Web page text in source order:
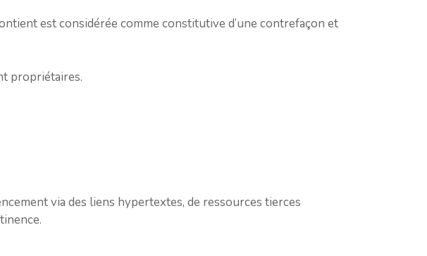
est considérée comme constitutive d’une contrefaçon et
propriétaires.
via des liens hypertextes, de ressources tierces